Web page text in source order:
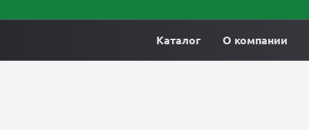
Каталог О компании